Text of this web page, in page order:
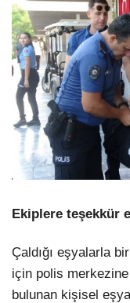
Ekiplere teşekkür
Çaldığı eşyalarla
için polis
bulunan kişisel